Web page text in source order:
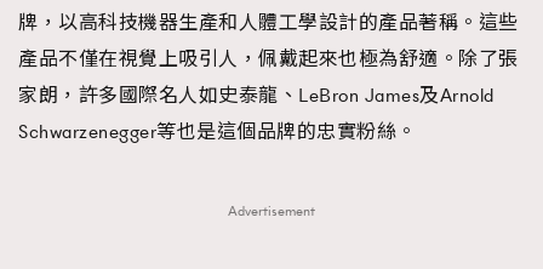
牌，以高科技機器生產和人體工學設計的產品著稱。這些
產品不僅在視覺上吸引人，佩戴起來也極為舒適。除了張
家朗，許多國際名人如史泰龍、LeBron James及Arnold
Schwarzenegger等也是這個品牌的忠實粉絲。
Advertisement